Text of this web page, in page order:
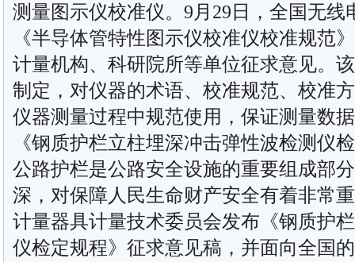
测量图示仪校准仪。9月29日，全国无
《半导体管特性图示仪校准仪校准规范
计量机构、科研院所等单位征求意见。
制定，对仪器的术语、校准规范、校准
仪器测量过程中规范使用，保证测量数
《钢质护栏立柱埋深冲击弹性波检测仪
公路护栏是公路安全设施的重要组成部
深，对保障人民生命财产安全有着非常
计量器具计量技术委员会发布《钢质护
仪检定规程》征求意见稿，并面向全国